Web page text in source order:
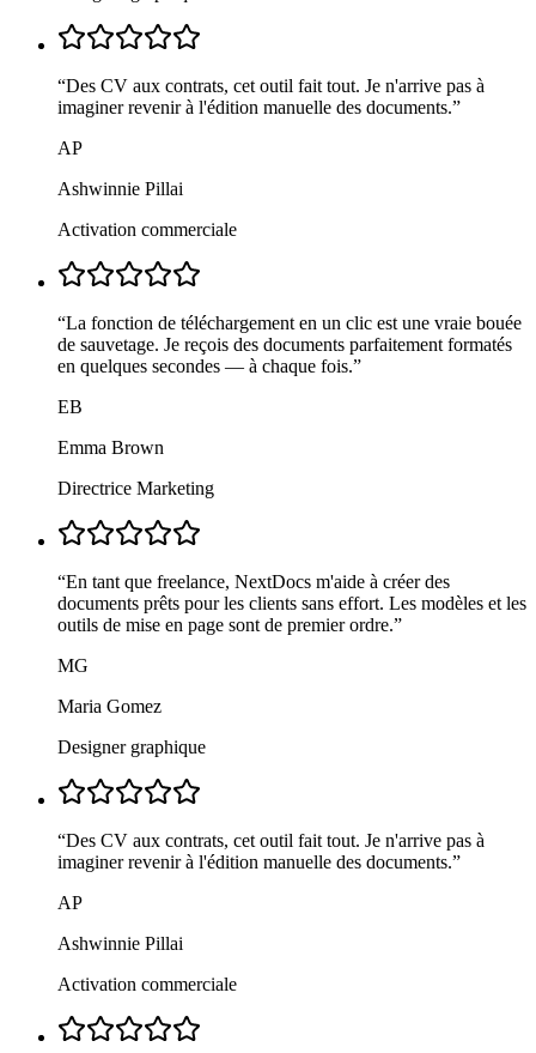
“Des CV aux contrats, cet outil fait tout. Je n'arrive pas à
imaginer revenir à l'édition manuelle des documents.”
AP
Ashwinnie Pillai
Activation commerciale
“La fonction de téléchargement en un clic est une vraie bouée
de sauvetage. Je reçois des documents parfaitement formatés
en quelques secondes — à chaque fois.”
EB
Emma Brown
Directrice Marketing
“En tant que freelance, NextDocs m'aide à créer des
documents prêts pour les clients sans effort. Les modèles et les
outils de mise en page sont de premier ordre.”
MG
Maria Gomez
Designer graphique
“Des CV aux contrats, cet outil fait tout. Je n'arrive pas à
imaginer revenir à l'édition manuelle des documents.”
AP
Ashwinnie Pillai
Activation commerciale